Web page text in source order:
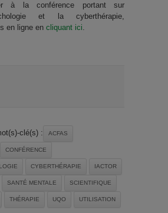
à la conférence portant sur
et la cyberthérapie,
en ligne en cliquant ici.
clé(s) : ACFAS
CONFÉRENCE
CYBERTHÉRAPIE IACTOR
SANTÉ MENTALE SCIENTIFIQUE
THÉRAPIE UQO UTILISATION